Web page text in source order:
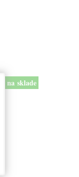
na sklade